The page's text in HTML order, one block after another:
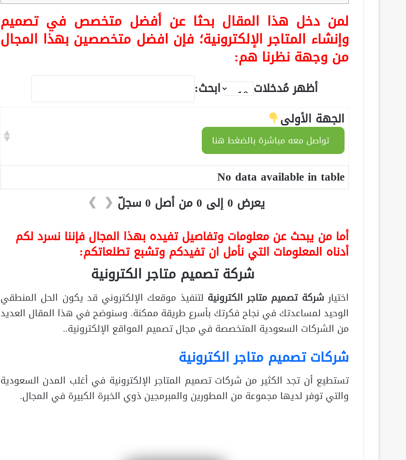
لمن دخل هذا المقال بحثا عن أفضل متخصص في تصميم
وإنشاء المتاجر الإلكترونية؛ فإن افضل متخصصين بهذا المجال
من وجهة نظرنا هم:
أظهر مُدخلات
ابحث:
الجهة الأولى
تواصل معه مباشرة بالضغط هنا
No data available in table
يعرض 0 إلى 0 من أصل 0 سجلّ
❮
❯
أما من يبحث عن معلومات وتفاصيل تفيده بهذا المجال فإننا نسرد لكم
أدناه المعلومات التي نأمل ان تفيدكم وتشبع تطلعاتكم:
شركة تصميم متاجر الكترونية
اختيار شركة تصميم متاجر الكترونية لتنفيذ موقعك الإلكتروني قد يكون الحل المنطقي
الوحيد لمساعدتك في نجاح فكرتك بأسرع طريقة ممكنة. وسنوضح في هذا المقال العديد
من الشركات السعودية المتخصصة في مجال تصميم المواقع الإلكترونية..
شركات تصميم متاجر الكترونية
تستطيع أن تجد الكثير من شركات تصميم المتاجر الإلكترونية في أغلب المدن السعودية
والتي توفر لديها مجموعة من المطورين والمبرمجين ذوي الخبرة الكبيرة في المجال.